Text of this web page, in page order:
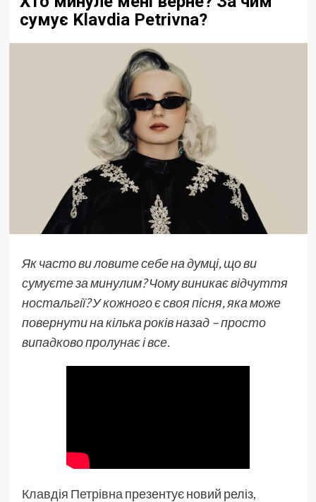
сумує Klavdia Petrivna?
Як часто ви ловите себе на думці, що ви
сумуєте за минулим? Чому виникає відчуття
ностальгії? У кожного є своя пісня, яка може
повернути на кілька років назад – просто
випадково пролунає і все.
Клавдія Петрівна презентує новий реліз,